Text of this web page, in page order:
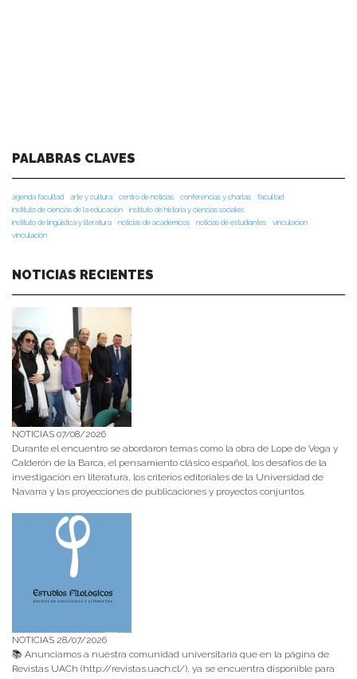
PALABRAS CLAVES
agenda facultad arte y cultura centro de noticias conferencias y charlas
facultad
instituto de ciencias de la educación
instituto de historia y ciencias sociales
instituto de lingüística y literatura
noticias de académicos noticias de estudiantes
vinculacion
vinculación
NOTICIAS RECIENTES
NOTICIAS 07/08/2026
Durante el encuentro se abordaron temas como la obra de Lope de Vega y
Calderón de la Barca, el pensamiento clásico español, los desafíos de la
investigación en literatura, los criterios editoriales de la Universidad de
Navarra y las proyecciones de publicaciones y proyectos conjuntos.
NOTICIAS 28/07/2026
📚 Anunciamos a nuestra comunidad universitaria que en la página de
Revistas UACh (http://revistas.uach.cl/), ya se encuentra disponible para